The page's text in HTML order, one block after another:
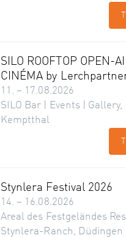
SILO ROOFTOP OPEN-
CINÉMA by
11. – 17.08.2026
SILO Bar | Events | Gallery,
Kemptthal
Stynlera Festival 2026
14. – 16.08.2026
Areal des Festgeländes
Stynlera-Ranch, Düdingen